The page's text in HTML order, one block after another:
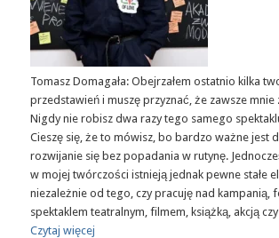
Tomasz Domagała: Obejrzałem ostatnio kilka
przedstawień i muszę przyznać, że zawsze mnie
Nigdy nie robisz dwa razy tego samego
Cieszę się, że to mówisz, bo bardzo ważne jest
rozwijanie się bez popadania w rutynę.
w mojej twórczości istnieją jednak pewne stałe
niezależnie od tego, czy pracuję nad kampanią,
spektaklem teatralnym, filmem, książką, akcją
Czytaj więcej